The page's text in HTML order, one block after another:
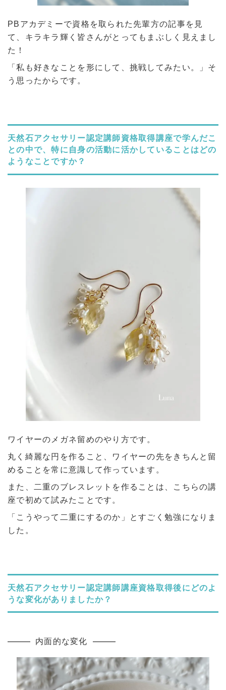
PBアカデミーで資格を取られた先輩方の記事を見
て、キラキラ輝く皆さんがとってもまぶしく見えまし
た！
「私も好きなことを形にして、挑戦してみたい。」そ
う思ったからです。
天然石アクセサリー認定講師資格取得講座で学んだこ
との中で、特に自身の活動に活かしていることはどの
ようなことですか？
ワイヤーのメガネ留めのやり方です。
丸く綺麗な円を作ること、ワイヤーの先をきちんと留
めることを常に意識して作っています。
また、二重のブレスレットを作ることは、こちらの講
座で初めて試みたことです。
「こうやって二重にするのか」とすごく勉強になりま
した。
天然石アクセサリー認定講師講座資格取得後にどのよ
うな変化がありましたか？
内面的な変化